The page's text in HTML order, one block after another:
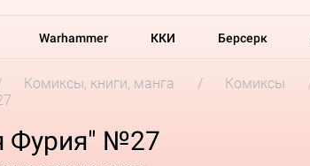
Warhammer ККИ Берсерк
Комиксы, книги, манга Комиксы
Фурия" №27